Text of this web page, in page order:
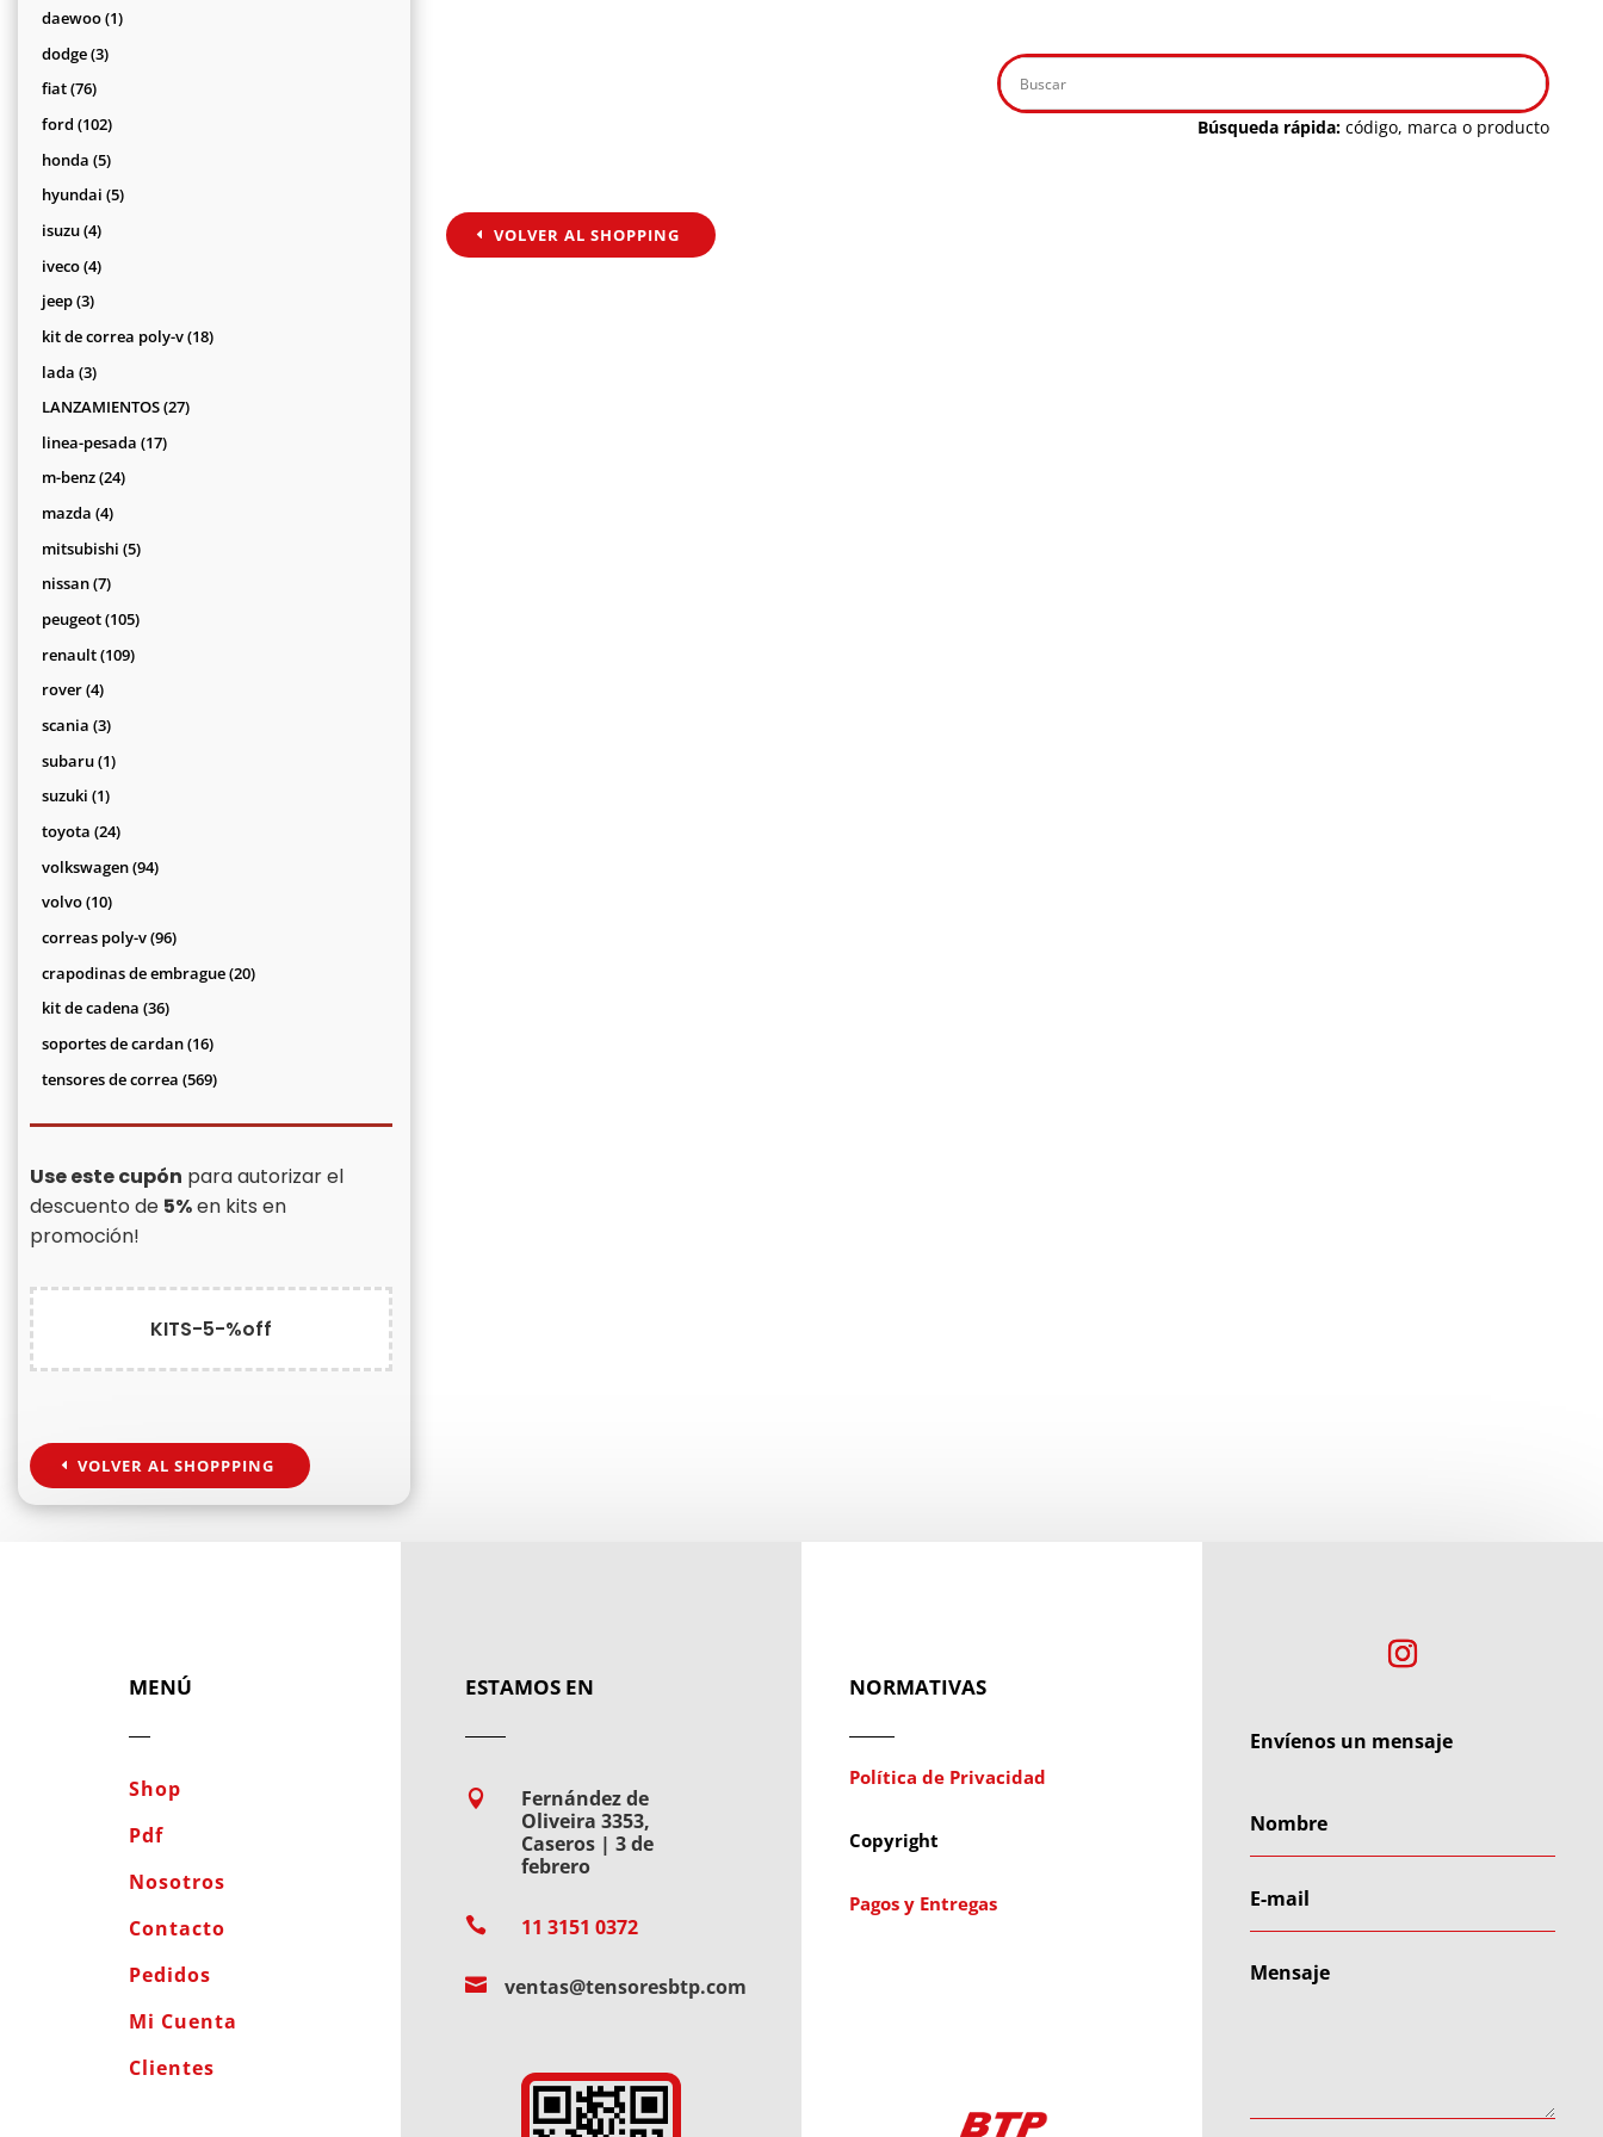
productos
daewoo 11
dodge 33
fiat 7676
productos
ford 102102
productos
honda 55
productos
hyundai 55
isuzu 44
productos
iveco 44
jeep 33
productos
kit de correa poly-v 1818
lada 33
productos
LANZAMIENTOS 2727
linea-pesada 1717
m-benz 2424
mazda 44
productos
mitsubishi 55
nissan 77
productos
peugeot 105105
renault 109109
rover 44
productos
scania 33
productos
subaru 11
suzuki 11
producto
toyota 2424
productos
volkswagen 9494
volvo 1010
productos
correas poly-v 9696
productos
crapodinas de embrague 2020
kit de cadena 3636
productos
soportes de cardan 1616
productos
tensores de correa 569569
Use este cupón para autorizar el
descuento de 5%en kits en
promoción!
KITS-5-%off
VOLVER AL SHOPPPING
Búsqueda rápida: código, marca o producto
VOLVER AL SHOPPING
MENÚ
Shop
Pdf
Nosotros
Contacto
Pedidos
Mi Cuenta
Clientes
ESTAMOS EN

Fernández de
Oliveira 3353,
Caseros | 3 de
febrero
 11 3151 0372
 ventas@tensoresbtp.com
NORMATIVAS
Política de Privacidad
Copyright
Pagos y Entregas
Envíenos un mensaje